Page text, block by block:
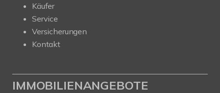
Käufer
Service
Versicherungen
Kontakt
IMMOBILIENANGEBOTE